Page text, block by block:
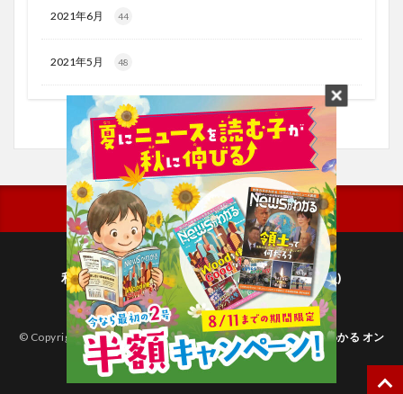
2021年6月 44
2021年5月 48
利用規約
プライバシーポリシー(毎日新聞出版)
個人情報について(毎日新聞社)
© Copyright 2026子どものためのニュース雑誌「ニュースがわかる オン
ライン」.